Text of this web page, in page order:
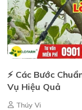
⚡ Các Bước
Vụ Hiệu Quả
Thúy Vi